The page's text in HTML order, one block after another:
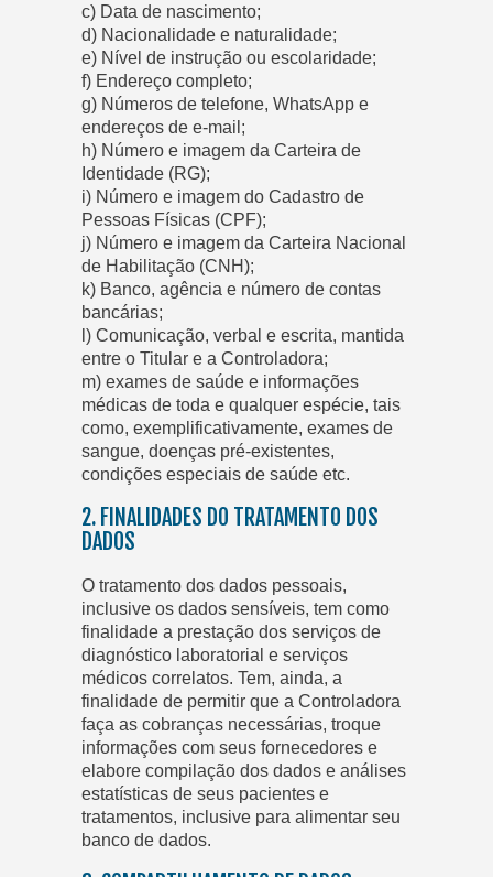
c) Data de nascimento;
d) Nacionalidade e naturalidade;
e) Nível de instrução ou escolaridade;
f) Endereço completo;
g) Números de telefone, WhatsApp e
endereços de e-mail;
h) Número e imagem da Carteira de
Identidade (RG);
i) Número e imagem do Cadastro de
Pessoas Físicas (CPF);
j) Número e imagem da Carteira Nacional
de Habilitação (CNH);
k) Banco, agência e número de contas
bancárias;
l) Comunicação, verbal e escrita, mantida
entre o Titular e a Controladora;
m) exames de saúde e informações
médicas de toda e qualquer espécie, tais
como, exemplificativamente, exames de
sangue, doenças pré-existentes,
condições especiais de saúde etc.
2. FINALIDADES DO TRATAMENTO DOS
DADOS
O tratamento dos dados pessoais,
inclusive os dados sensíveis, tem como
finalidade a prestação dos serviços de
diagnóstico laboratorial e serviços
médicos correlatos. Tem, ainda, a
finalidade de permitir que a Controladora
faça as cobranças necessárias, troque
informações com seus fornecedores e
elabore compilação dos dados e análises
estatísticas de seus pacientes e
tratamentos, inclusive para alimentar seu
banco de dados.